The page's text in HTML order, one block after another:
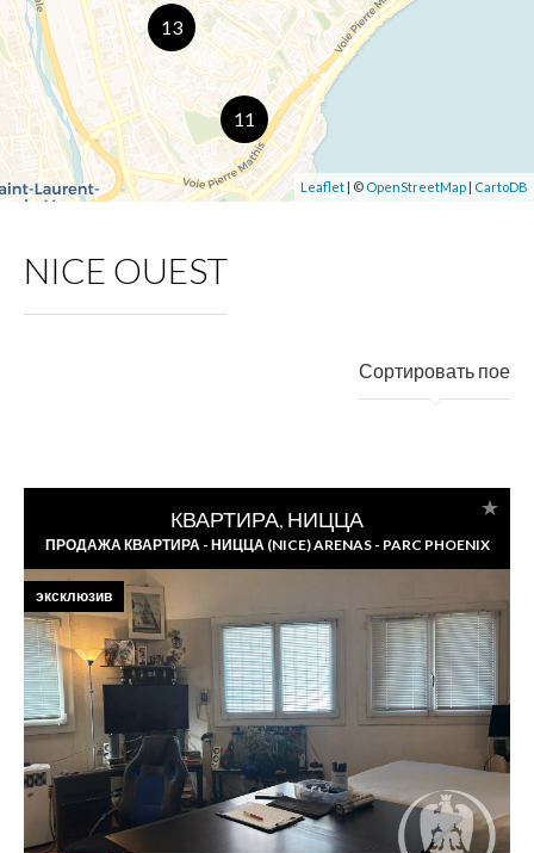
13
11
Leaflet | © OpenStreetMap | CartoDB
NICE OUEST
Сортировать пое
КВАРТИРА, НИЦЦА
ПРОДАЖА КВАРТИРА - НИЦЦА (NICE) ARENAS - PARC PHOENIX
эксклюзив